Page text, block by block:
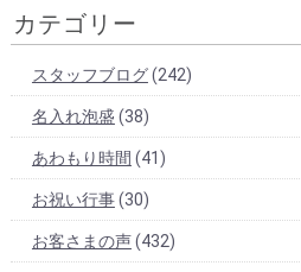
カテゴリー
スタッフブログ(242)
名入れ泡盛 (38)
あわもり時間 (41)
お祝い行事(30)
お客さまの声(432)